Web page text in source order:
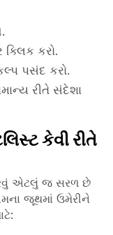
કરો.
પસંદ કરો.
રીતે સંદેશા
કેવી રીતે
એટલું જ સરળ છે
જૂથમાં ઉમેરીને